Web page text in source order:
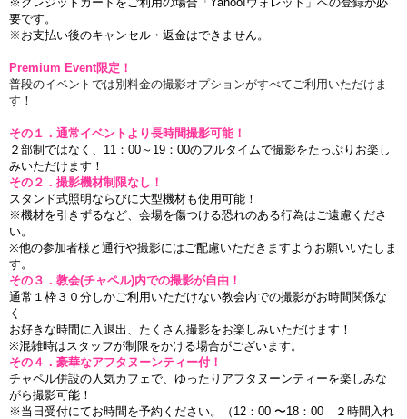
要です。
※お支払い後のキャンセル・返金はできません。
Premium Event限定！
普段のイベントでは別料金の撮影オプションがすべてご利用いただけま
す！
その１．通常イベントより長時間撮影可能！
２部制ではなく、11：00～19：00のフルタイムで撮影をたっぷりお楽し
みいただけます！
その２．撮影機材制限なし！
スタンド式照明ならびに大型機材も使用可能！
※機材を引きずるなど、会場を傷つける恐れのある行為はご遠慮くださ
い。
※他の参加者様と通行や撮影にはご配慮いただきますようお願いいたしま
す。
その３．教会(チャペル)内での撮影が自由！
通常１枠３０分しかご利用いただけない教会内での撮影がお時間関係な
く
お好きな時間に入退出、たくさん撮影をお楽しみいただけます！
※混雑時はスタッフが制限をかける場合がございます。
その４．豪華なアフタヌーンティー付！
チャペル併設の人気カフェで、ゆったりアフタヌーンティーを楽しみな
がら撮影可能！
※当日受付にてお時間を予約ください。（12：00 〜18：00 ２時間入れ